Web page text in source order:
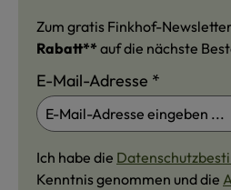
Zum gratis Finkhof-
Rabatt** auf die nächste
E-Mail-Adresse *
Ich habe die
Kenntnis genommen und die